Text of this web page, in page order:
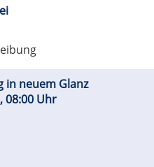
in neuem Glanz
08:00 Uhr